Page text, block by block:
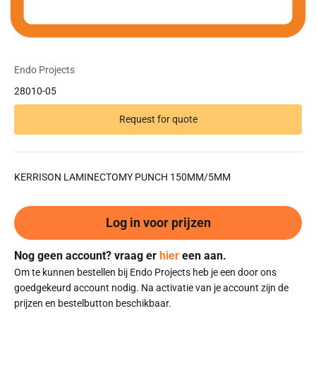
Endo Projects
28010-05
Request for quote
KERRISON LAMINECTOMY PUNCH 150MM/5MM
Log in voor prijzen
Nog geen account? vraag er hier een aan.
Om te kunnen bestellen bij Endo Projects heb je een door ons
goedgekeurd account nodig. Na activatie van je account zijn de
prijzen en bestelbutton beschikbaar.